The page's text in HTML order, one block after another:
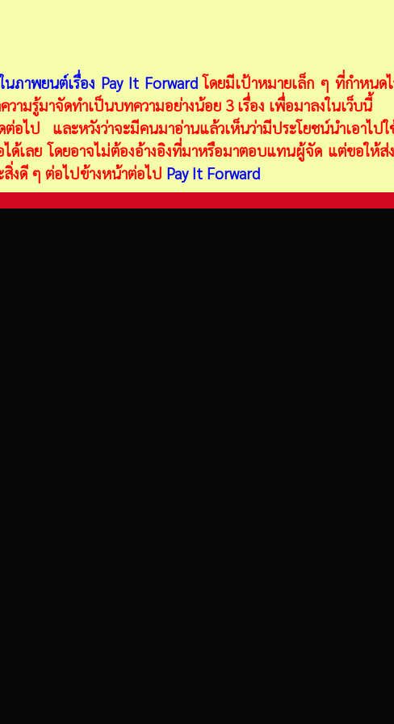
นภาพยนต์เรื่อง Pay It Forwardโดยมีเป้าหมายเล็ก ๆ ที่กำหนดไ
ามรู้มาจัดทำเป็นบทความอย่างน้อย 3 เรื่อง เพื่อมาลงในเว็บนี้
ต่อไป และหวังว่าจะมีคนมาอ่านแล้วเห็นว่ามีประโยชน์นำเอาไปใ
ด้เลย โดยอาจไม่ต้องอ้างอิงที่มาหรือมาตอบแทนผู้จัด แต่ขอให้ส่
งดี ๆ ต่อไปข้างหน้าต่อไป Pay It Forward